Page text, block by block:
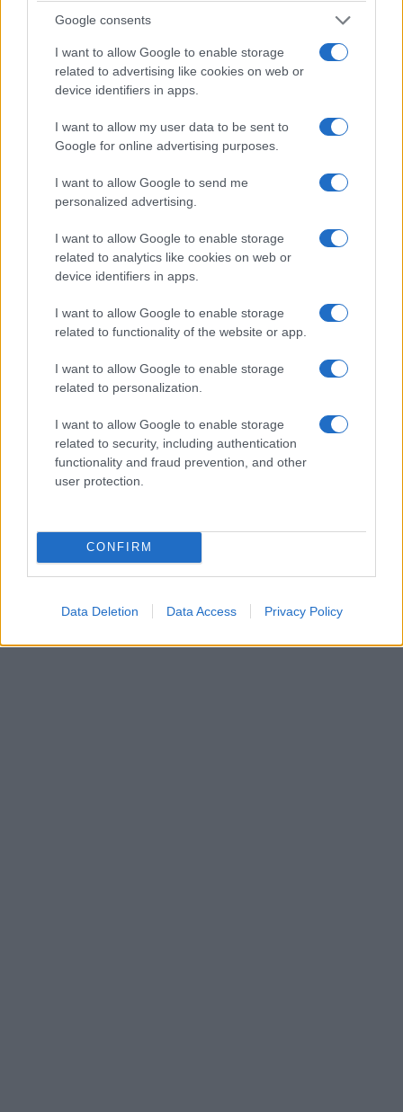
Google consents
I want to allow Google to enable storage
related to advertising like cookies on web or
device identifiers in apps.
I want to allow my user data to be sent to
Google for online advertising purposes.
I want to allow Google to send me
personalized advertising.
I want to allow Google to enable storage
related to analytics like cookies on web or
device identifiers in apps.
I want to allow Google to enable storage
related to functionality of the website or app.
I want to allow Google to enable storage
related to personalization.
I want to allow Google to enable storage
related to security, including authentication
functionality and fraud prevention, and other
user protection.
CONFIRM
Data Deletion Data Access Privacy Policy
χρόνος για τις πληρωμές –
υπολογίζουμε
14 Δεκεμβρίου 2022, 11:13 πμ
σε "Ελλάδα"
Google News
και μάθετε πρώτοι όλες τις ειδήσεις!